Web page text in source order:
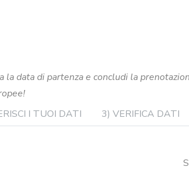
data di partenza e concludi la
I TUOI DATI 3) VERIFICA DATI